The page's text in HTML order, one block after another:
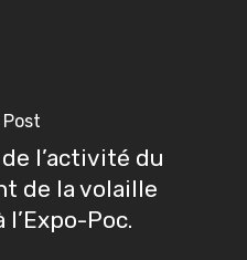
l’activité du
de la volaille
Poc.